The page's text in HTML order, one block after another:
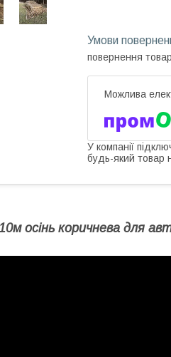
повернення
У компанії
будь-який товар
осінь коричнева для